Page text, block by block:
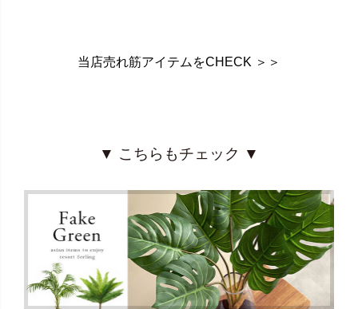
当店売れ筋アイテムをCHECK ＞＞
▼ こちらもチェック ▼